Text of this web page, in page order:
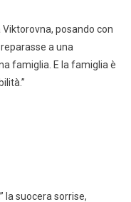
Viktorovna, posando con
a una
famiglia. E la famiglia è
la suocera sorrise,